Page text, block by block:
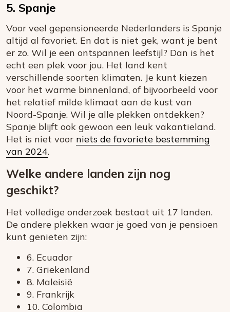
5. Spanje
Voor veel gepensioneerde Nederlanders is Spanje
altijd al favoriet. En dat is niet gek, want je bent
er zo. Wil je een ontspannen leefstijl? Dan is het
echt een plek voor jou. Het land kent
verschillende soorten klimaten. Je kunt kiezen
voor het warme binnenland, of bijvoorbeeld voor
het relatief milde klimaat aan de kust van
Noord-Spanje. Wil je alle plekken ontdekken?
Spanje blijft ook gewoon een leuk vakantieland.
Het is niet voor niets de favoriete bestemming
van 2024.
Welke andere landen zijn nog
geschikt?
Het volledige onderzoek bestaat uit 17 landen.
De andere plekken waar je goed van je pensioen
kunt genieten zijn:
6. Ecuador
7. Griekenland
8. Maleisië
9. Frankrijk
10. Colombia